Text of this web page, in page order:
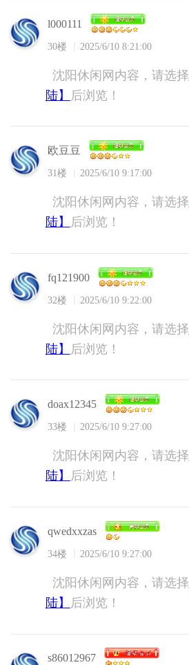
l000111
30楼 2025/6/10 8:21:00
沈阳休闲网内容，请选择
陆】
后浏览！
欧豆豆
31楼 2025/6/10 9:17:00
沈阳休闲网内容，请选择
陆】
后浏览！
fq121900
32楼 2025/6/10 9:22:00
沈阳休闲网内容，请选择
陆】
后浏览！
doax12345
33楼 2025/6/10 9:27:00
沈阳休闲网内容，请选择
陆】
后浏览！
qwedxxzas
34楼 2025/6/10 9:27:00
沈阳休闲网内容，请选择
陆】
后浏览！
s86012967